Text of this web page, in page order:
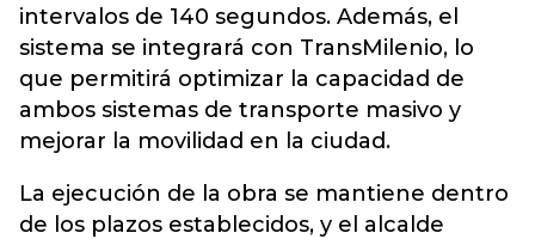
intervalos de 140 segundos. Además, el
sistema se integrará con TransMilenio, lo
que permitirá optimizar la capacidad de
ambos sistemas de transporte masivo y
mejorar la movilidad en la ciudad.
La ejecución de la obra se mantiene dentro
de los plazos establecidos, y el alcalde